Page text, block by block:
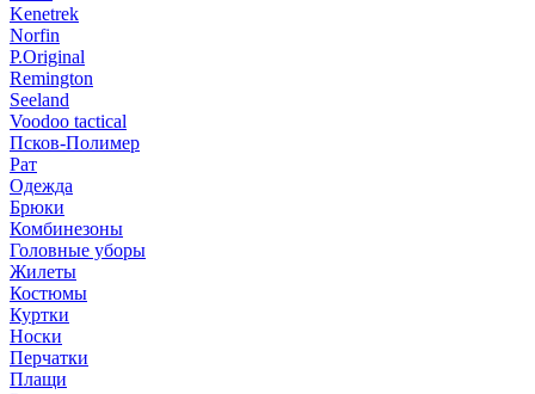
Kenetrek
Norfin
P.Original
Remington
Seeland
Voodoo tactical
Псков-Полимер
Рат
Одежда
Брюки
Комбинезоны
Головные уборы
Жилеты
Костюмы
Куртки
Носки
Перчатки
Плащи